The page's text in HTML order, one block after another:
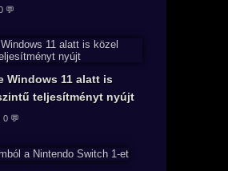
💬
Windows 11 alatt is
teljesítményt nyújt
0 💬